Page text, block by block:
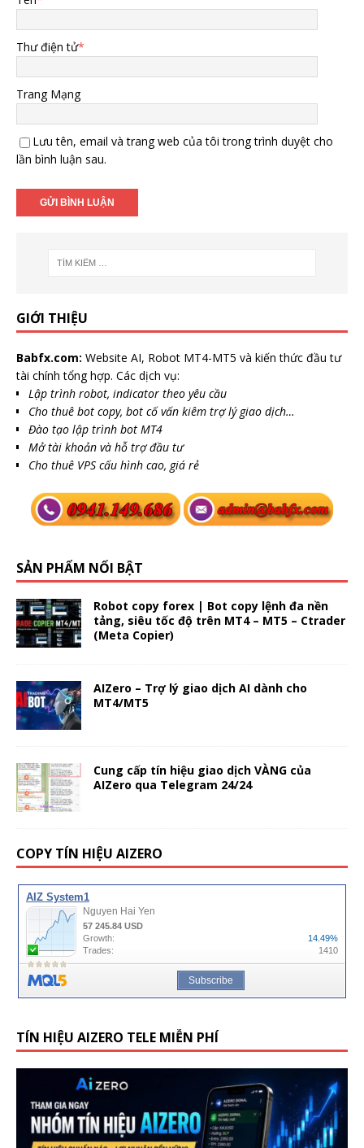
Thư điện tử*
Trang Mạng
Lưu tên, email và trang web của tôi trong trình duyệt cho
lần bình luận sau.
GIỚI THIỆU
Babfx.com: Website AI, Robot MT4-MT5 và kiến thức đầu tư
tài chính tổng hợp. Các dịch vụ:
Lập trình robot, indicator theo yêu cầu
Cho thuê bot copy, bot cố vấn kiêm trợ lý giao dịch…
Đào tạo lập trình bot MT4
Mở tài khoản và hỗ trợ đầu tư
Cho thuê VPS cấu hình cao, giá rẻ
SẢN PHẨM NỔI BẬT
Robot copy forex | Bot copy lệnh đa nền
tảng, siêu tốc độ trên MT4 – MT5 – Ctrader
(Meta Copier)
AIZero – Trợ lý giao dịch AI dành cho
MT4/MT5
Cung cấp tín hiệu giao dịch VÀNG của
AIZero qua Telegram 24/24
COPY TÍN HIỆU AIZERO
TÍN HIỆU AIZERO TELE MIỄN PHÍ